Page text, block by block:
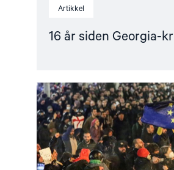
Artikkel
16 år siden Georgia-
Read
article
"Georgia:
Trekk
tilbake
forslaget
om
«utenlandsk